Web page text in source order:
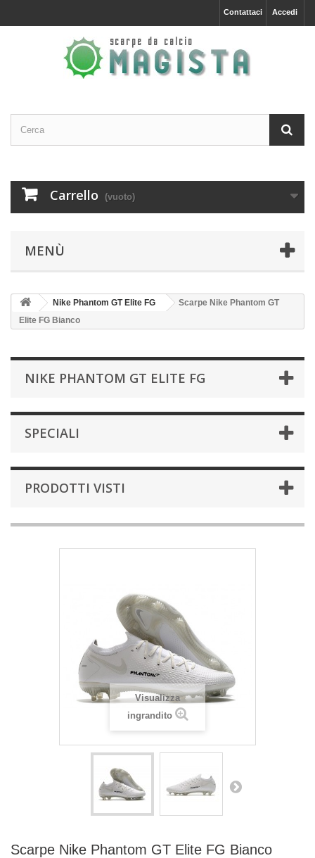
Accedi
Contattaci
Carrello (vuoto)
MENÙ
Nike Phantom GT Elite FG
Scarpe Nike Phantom GT
Elite FG Bianco
NIKE PHANTOM GT ELITE FG
SPECIALI
PRODOTTI VISTI
Visualizza
ingrandito
Scarpe Nike Phantom GT Elite FG Bianco